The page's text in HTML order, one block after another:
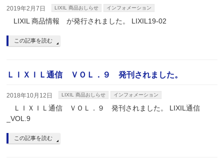
2019年2月7日 LIXIL 商品おしらせ インフォメーション
LIXIL 商品情報 が発行されました。 LIXIL19-02
この記事を読む
ＬＩＸＩＬ通信 ＶＯＬ．９ 発刊されました。
2018年10月12日 LIXIL 商品おしらせ インフォメーション
ＬＩＸＩＬ通信 ＶＯＬ．９ 発刊されました。 LIXIL通信
_VOL.9
この記事を読む